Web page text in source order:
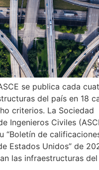
se publica cada
del país en 18
criterios. La Sociedad
Ingenieros Civiles
“Boletín de
Estados Unidos” de
las infraestructuras